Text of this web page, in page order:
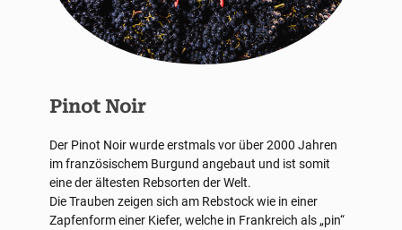
Pinot Noir
Der Pinot Noir wurde erstmals vor über 2000 Jahren
im französischem Burgund angebaut und ist somit
eine der ältesten Rebsorten der Welt.
Die Trauben zeigen sich am Rebstock wie in einer
Zapfenform einer Kiefer, welche in Frankreich als „pin“